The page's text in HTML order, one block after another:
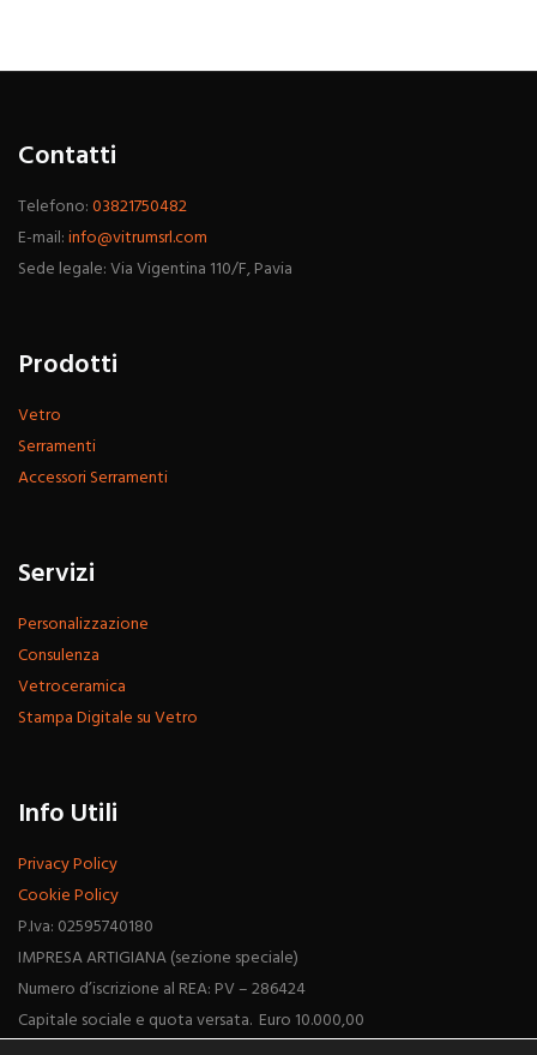
Contatti
Telefono:03821750482
E-mail:info@vitrumsrl.com
Sede legale: Via Vigentina 110/F, Pavia
Prodotti
Vetro
Serramenti
Accessori Serramenti
Servizi
Personalizzazione
Consulenza
Vetroceramica
Stampa Digitale su Vetro
Info Utili
Privacy Policy
Cookie Policy
P.Iva: 02595740180
IMPRESA ARTIGIANA (sezione speciale)
Numero d’iscrizione al REA: PV – 286424
Capitale sociale e quota versata. Euro 10.000,00